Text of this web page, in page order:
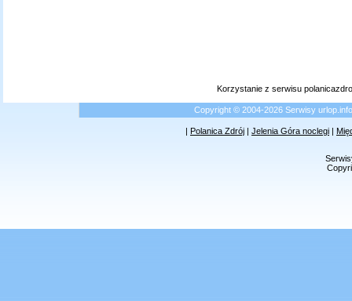
Korzystanie z serwisu
Copyright © 2004-2026 Serwisy
| Polanica Zdrój | Jelenia Góra noclegi |